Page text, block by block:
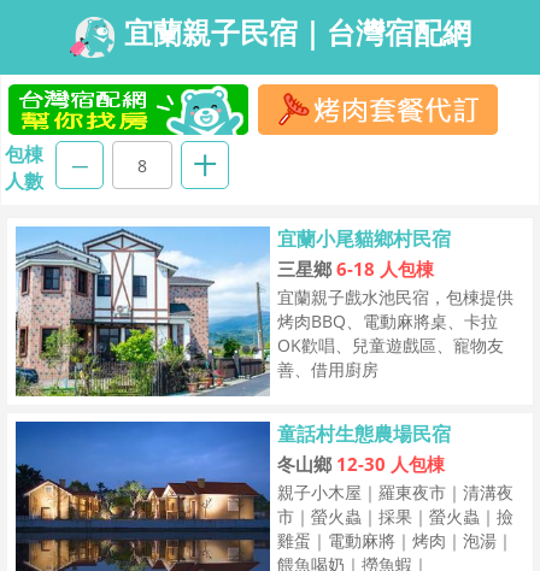
宜蘭親子民宿｜台灣宿配網
包棟
人數
宜蘭小尾貓鄉村民宿
三星鄉 6-18 人包棟
宜蘭親子戲水池民宿，包棟提供
烤肉BBQ、電動麻將桌、卡拉
OK歡唱、兒童遊戲區、寵物友
善、借用廚房
童話村生態農場民宿
冬山鄉 12-30 人包棟
親子小木屋｜羅東夜市｜清溝夜
市｜螢火蟲｜採果｜螢火蟲｜撿
雞蛋｜電動麻將｜烤肉｜泡湯｜
餵魚喝奶｜撈魚蝦｜